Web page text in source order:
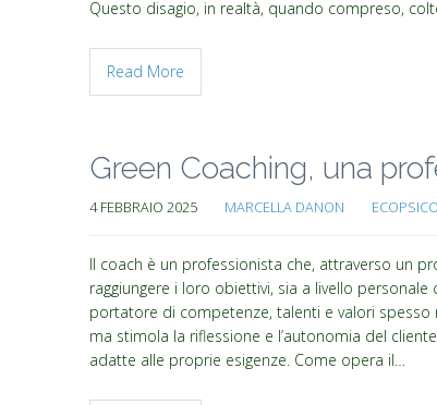
Questo disagio, in realtà, quando compreso,
Read More
Green Coaching, una
4 FEBBRAIO 2025 MARCELLA DANON
Il coach è un professionista che, attraverso un
raggiungere i loro obiettivi, sia a livello
portatore di competenze, talenti e valori
ma stimola la riflessione e l’autonomia del
adatte alle proprie esigenze. Come opera il…